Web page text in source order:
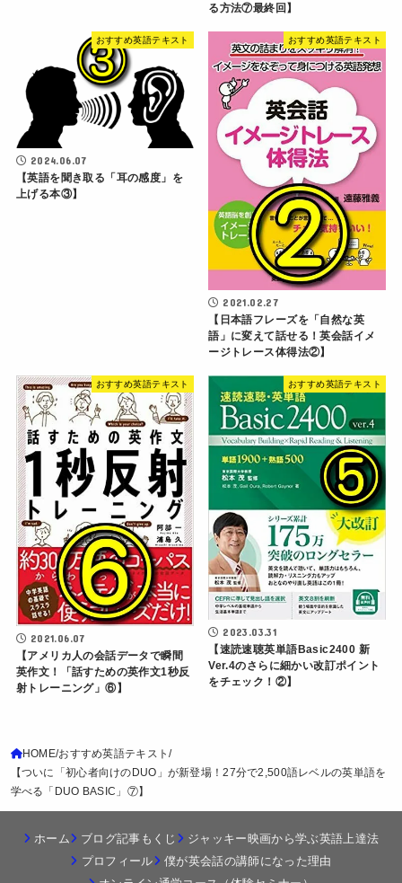
る方法⑦最終回】
おすすめ英語テキスト
2024.06.07
【英語を聞き取る「耳の感度」を
上げる本③】
おすすめ英語テキスト
2021.02.27
【日本語フレーズを「自然な英
語」に変えて話せる！英会話イメ
ージトレース体得法②】
おすすめ英語テキスト
2021.06.07
【アメリカ人の会話データで瞬間
英作文！「話すための英作文1秒反
射トレーニング」⑥】
おすすめ英語テキスト
2023.03.31
【速読速聴英単語Basic2400 新
Ver.4のさらに細かい改訂ポイント
をチェック！②】
HOME おすすめ英語テキスト
【ついに「初心者向けのDUO」が新登場！27分で2,500語レベルの英単語を
学べる「DUO BASIC」⑦】
ホーム ブログ記事もくじ
ジャッキー映画から学ぶ英語上達法
プロフィール
僕が英会話の講師になった理由